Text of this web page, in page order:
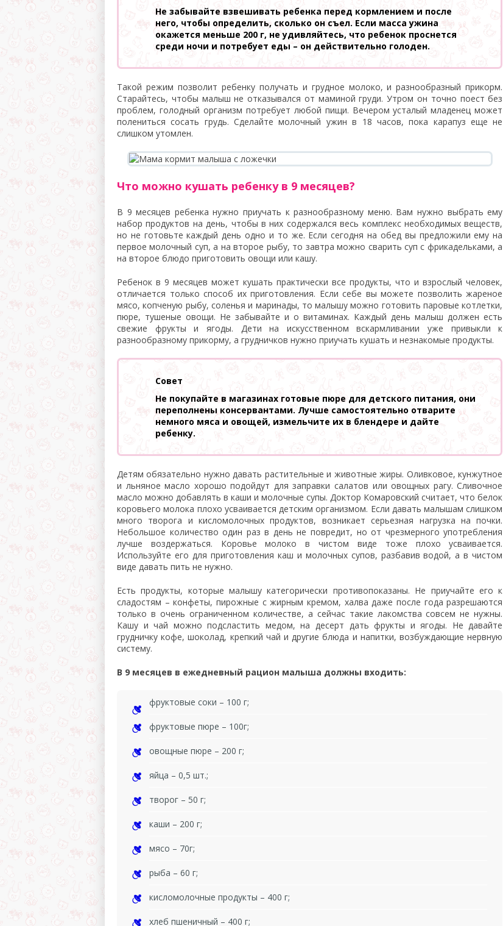
Не забывайте взвешивать ребенка перед кормлением и после
него, чтобы определить, сколько он съел. Если масса ужина
окажется меньше 200 г, не удивляйтесь, что ребенок проснется
среди ночи и потребует еды – он действительно голоден.
Такой режим позволит ребенку получать и грудное молоко, и разнообразный прикорм.
Старайтесь, чтобы малыш не отказывался от маминой груди. Утром он точно поест без
проблем, голодный организм потребует любой пищи. Вечером усталый младенец может
полениться сосать грудь. Сделайте молочный ужин в 18 часов, пока карапуз еще не
слишком утомлен.
Что можно кушать ребенку в 9 месяцев?
В 9 месяцев ребенка нужно приучать к разнообразному меню. Вам нужно выбрать ему
набор продуктов на день, чтобы в них содержался весь комплекс необходимых веществ,
но не готовьте каждый день одно и то же. Если сегодня на обед вы предложили ему на
первое молочный суп, а на второе рыбу, то завтра можно сварить суп с фрикадельками, а
на второе блюдо приготовить овощи или кашу.
Ребенок в 9 месяцев может кушать практически все продукты, что и взрослый человек,
отличается только способ их приготовления. Если себе вы можете позволить жареное
мясо, копченую рыбу, соленья и маринады, то малышу можно готовить паровые котлетки,
пюре, тушеные овощи. Не забывайте и о витаминах. Каждый день малыш должен есть
свежие фрукты и ягоды. Дети на искусственном вскармливании уже привыкли к
разнообразному прикорму, а грудничков нужно приучать кушать и незнакомые продукты.
Совет
Не покупайте в магазинах готовые пюре для детского питания, они
переполнены консервантами. Лучше самостоятельно отварите
немного мяса и овощей, измельчите их в блендере и дайте
ребенку.
Детям обязательно нужно давать растительные и животные жиры. Оливковое, кунжутное
и льняное масло хорошо подойдут для заправки салатов или овощных рагу. Сливочное
масло можно добавлять в каши и молочные супы. Доктор Комаровский считает, что белок
коровьего молока плохо усваивается детским организмом. Если давать малышам слишком
много творога и кисломолочных продуктов, возникает серьезная нагрузка на почки.
Небольшое количество один раз в день не повредит, но от чрезмерного употребления
лучше воздержаться. Коровье молоко в чистом виде тоже плохо усваивается.
Используйте его для приготовления каш и молочных супов, разбавив водой, а в чистом
виде давать пить не нужно.
Есть продукты, которые малышу категорически противопоказаны. Не приучайте его к
сладостям – конфеты, пирожные с жирным кремом, халва даже после года разрешаются
только в очень ограниченном количестве, а сейчас такие лакомства совсем не нужны.
Кашу и чай можно подсластить медом, на десерт дать фрукты и ягоды. Не давайте
грудничку кофе, шоколад, крепкий чай и другие блюда и напитки, возбуждающие нервную
систему.
В 9 месяцев в ежедневный рацион малыша должны входить:
фруктовые соки – 100 г;
фруктовые пюре – 100г;
овощные пюре – 200 г;
яйца – 0,5 шт.;
творог – 50 г;
каши – 200 г;
мясо – 70г;
рыба – 60 г;
кисломолочные продукты – 400 г;
хлеб пшеничный – 400 г;